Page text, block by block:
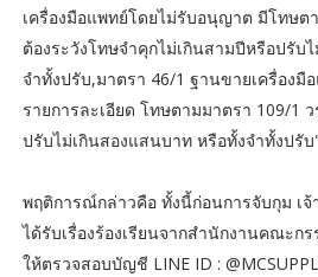
เครื่องมือแพทย์โดยไม่รับอนุญาต มีโทษต
ต้องระวังโทษจำคุกไม่เกินสามปีหรือปรับ
จำทั้งปรับ,มาตรา 46/1 ฐานขายเครื่องมื
รายการละเอียด โทษตามมาตรา 109/1
ปรับไม่เกินสองแสนบาท หรือทั้งจำทั้งปรับ
พฤติการณ์กล่าวคือ ทั้งนี้ก่อนการจับกุม เจ้
ได้รับเรื่องร้องเรียนจากสำนักงานคณะก
ให้ตรวจสอบบัญชี LINE ID :